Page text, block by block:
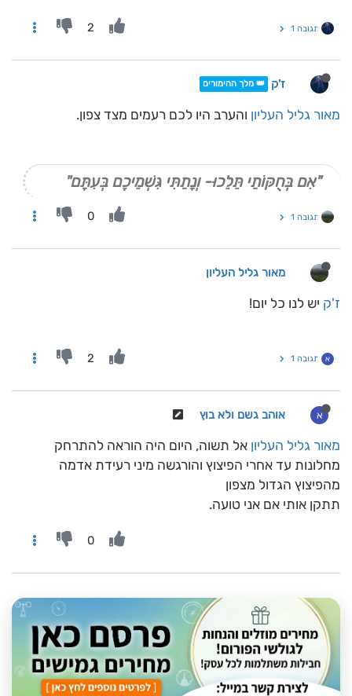
תגובה 1 2
ז'ק 👑 מלך ההימורים
מאור גליל העליון והערב היו לכם רעמים מצד צפון.
"אִם בְּחֻקּוֹתַי תֵּלֵכוּ- וְנָתַתִּי גִּשְׁמֵיכֶם בְּעִתָּם"
תגובה 1 0
מאור גליל העליון
ז'ק יש לנו כל יום!
א תגובה 1 2
א אוהב גשם ולא בוץ
מאור גליל העליון אל תשוה, היום היה הוראה להתרחק
מחלונות עד אחרי הפיצוץ והורגשה מיני רעידת אדמה
מהפיצוץ הגדול מצפון
תתקן אותי אם אני טועה.
0